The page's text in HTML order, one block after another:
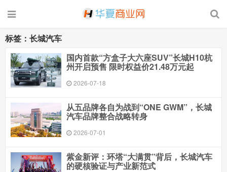
标签：长城汽车
国内首款“方盒子大六座SUV”长城H10杭
州开启预售 限时权益价21.48万元起
2026-07-18
从五品牌各自为战到“ONE GWM”，长城
汽车品牌整合战略转身
2026-07-01
紫金新评：环塔“大满贯”背后，长城汽车
的硬核验证与产业新范式